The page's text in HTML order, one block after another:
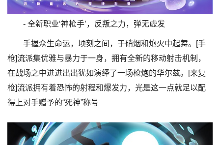
- 全新职业‘神枪手’，反叛之力，弹无虚发
手握众生命运，顷刻之间，于硝烟和炮火中起舞。[手
枪]流派集优雅与暴力于一身，拥有全新的移动射击机制，
在战场之中进进出出犹如演绎了一场枪炮的华尔兹。[来复
枪]流派拥有着恐怖的射程和爆发力，光是这一点就足以配
得上对手赠予的“死神”称号